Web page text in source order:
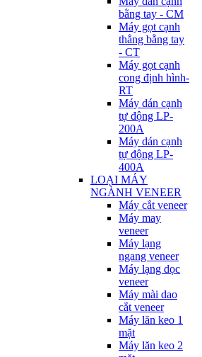
bằng tay - CM
Máy gọt cạnh
thẳng bằng tay
- CT
Máy gọt cạnh
cong định hình-
RT
Máy dán cạnh
tự động LP-
200A
Máy dán cạnh
tự động LP-
400A
LOẠI MÁY
NGÀNH VENEER
Máy cắt veneer
Máy may
veneer
Máy lạng
ngang veneer
Máy lạng dọc
veneer
Máy mài dao
cắt veneer
Máy lăn keo 1
mặt
Máy lăn keo 2